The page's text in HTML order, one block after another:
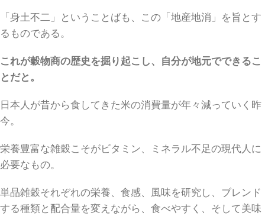
「身土不二」ということばも、この「地産地消」を旨とす
るものである。
これが穀物商の歴史を掘り起こし、自分が地元でできるこ
とだと。
日本人が昔から食してきた米の消費量が年々減っていく昨
今。
栄養豊富な雑穀こそがビタミン、ミネラル不足の現代人に
必要なもの。
単品雑穀それぞれの栄養、食感、風味を研究し、ブレンド
する種類と配合量を変えながら、食べやすく、そして美味